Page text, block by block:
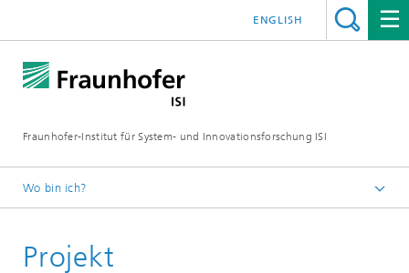
Fraunhofer-Institut für System- und Innovationsforschung ISI
ENGLISH
Wo bin ich?
Abteilungen
Projekt